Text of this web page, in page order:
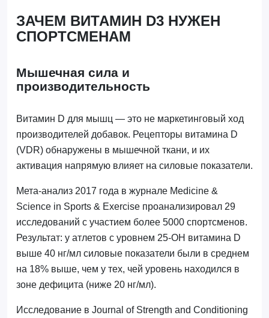
ЗАЧЕМ ВИТАМИН D3 НУЖЕН
СПОРТСМЕНАМ
Мышечная сила и
производительность
Витамин D для мышц — это не маркетинговый ход
производителей добавок. Рецепторы витамина D
(VDR) обнаружены в мышечной ткани, и их
активация напрямую влияет на силовые показатели.
Мета-анализ 2017 года в журнале Medicine &
Science in Sports & Exercise проанализировал 29
исследований с участием более 5000 спортсменов.
Результат: у атлетов с уровнем 25-OH витамина D
выше 40 нг/мл силовые показатели были в среднем
на 18% выше, чем у тех, чей уровень находился в
зоне дефицита (ниже 20 нг/мл).
Исследование в Journal of Strength and Conditioning